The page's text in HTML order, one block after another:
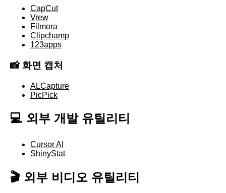
CapCut
Vrew
Filmora
Clipchamp
123apps
📸 화면 캡처
ALCapture
PicPick
💻 외부 개발 유틸리티
Cursor AI
ShinyStat
🎬 외부 비디오 유틸리티